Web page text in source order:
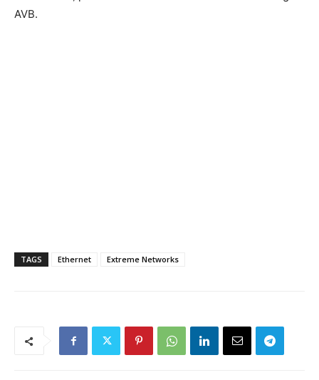
AVB.
TAGS Ethernet Extreme Networks